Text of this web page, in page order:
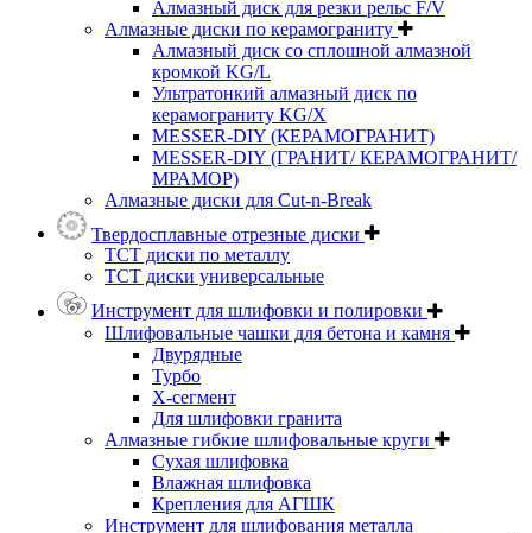
Алмазный диск для резки рельс F/V
Алмазные диски по керамограниту
Алмазный диск со сплошной алмазной
кромкой KG/L
Ультратонкий алмазный диск по
керамограниту KG/X
MESSER-DIY (КЕРАМОГРАНИТ)
MESSER-DIY (ГРАНИТ/ КЕРАМОГРАНИТ/
МРАМОР)
Алмазные диски для Cut-n-Break
Твердосплавные отрезные диски
ТСТ диски по металлу
ТСТ диски универсальные
Инструмент для шлифовки и полировки
Шлифовальные чашки для бетона и камня
Двурядные
Турбо
Х-сегмент
Для шлифовки гранита
Алмазные гибкие шлифовальные круги
Cухая шлифовка
Влажная шлифовка
Крепления для АГШК
Инструмент для шлифования металла